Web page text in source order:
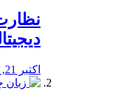
اکتبر 21, 2019